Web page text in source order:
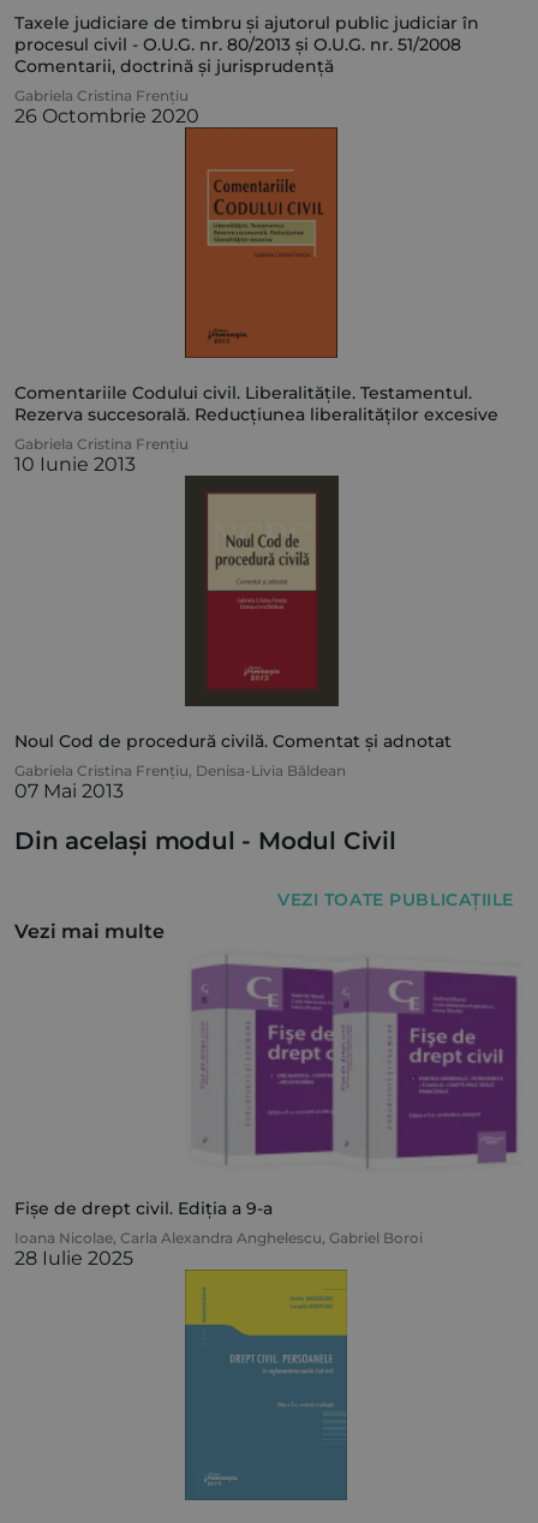
Taxele judiciare de timbru și ajutorul public judiciar în
procesul civil - O.U.G. nr. 80/2013 și O.U.G. nr. 51/2008
Comentarii, doctrină și jurisprudență
Gabriela Cristina Frențiu
26 Octombrie 2020
Comentariile Codului civil. Liberalitățile. Testamentul.
Rezerva succesorală. Reducțiunea liberalităților excesive
Gabriela Cristina Frențiu
10 Iunie 2013
Noul Cod de procedură civilă. Comentat și adnotat
Gabriela Cristina Frențiu, Denisa-Livia Băldean
07 Mai 2013
Din același modul - Modul Civil
VEZI TOATE PUBLICAȚIILE
Vezi mai multe
Fișe de drept civil. Ediția a 9-a
Ioana Nicolae, Carla Alexandra Anghelescu, Gabriel Boroi
28 Iulie 2025